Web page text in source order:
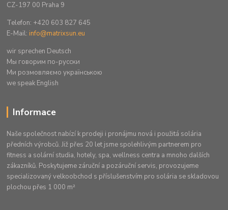
CZ-197 00 Praha 9
Telefon: +420 603 827 645
E-Mail: info@matrixsun.eu
wir sprechen Deutsch
Mы говорим по-русски
Ми розмовляємо українською
we speak English
Informace
Naše společnost nabízí k prodeji i pronájmu nová i použitá solária
předních výrobců. Již přes 20 let jsme spolehlivým partnerem pro
fitness a solární studia, hotely, spa, wellness centra a mnoho dalších
zákazníků. Poskytujeme záruční a pozáruční servis, provozujeme
specializovaný velkoobchod s příslušenstvím pro solária se skladovou
plochou přes 1 000 m²